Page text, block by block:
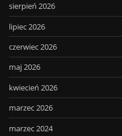
sierpień 2026
lipiec 2026
czerwiec 2026
maj 2026
kwiecień 2026
marzec 2026
marzec 2024